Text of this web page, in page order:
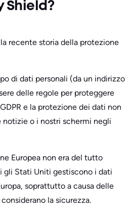
Shield?
recente storia della protezione
di dati personali (da un indirizzo
delle regole per proteggere
e la protezione dei dati non
notizie o i nostri schermi negli
Europea non era del tutto
gli Stati Uniti gestiscono i dati
soprattutto a causa delle
la sicurezza.